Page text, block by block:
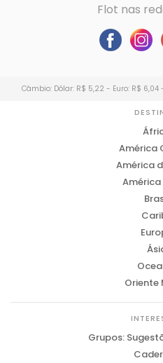
Flot nas
Câmbio: Dólar: R$ 5,22 - Euro: R$
América
América
América
Oriente
Grupos: